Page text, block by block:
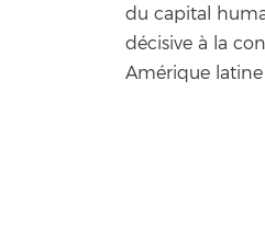
du capital
décisive à la
Amérique